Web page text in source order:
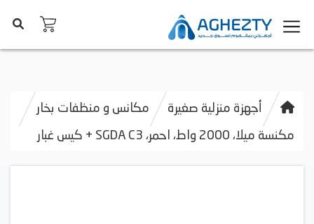
أجهزة منزلية صغيرة مكانس و منظفات بخار
مكنسة ميلا، 2000 واط، احمر، SGDA C3 + كيس غبار